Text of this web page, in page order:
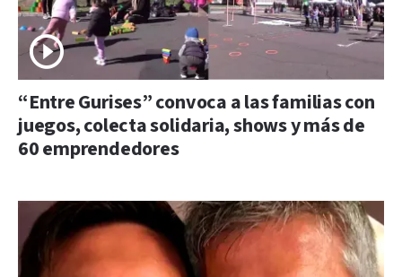
“Entre Gurises” convoca a las familias con
juegos, colecta solidaria, shows y más de
60 emprendedores